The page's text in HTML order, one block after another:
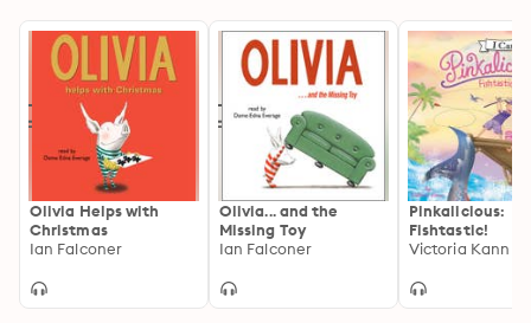
Olivia Helps with
Christmas
Ian Falconer
Olivia... and the
Missing Toy
Ian Falconer
Pinkalicious:
Fishtastic!
Victoria Kann